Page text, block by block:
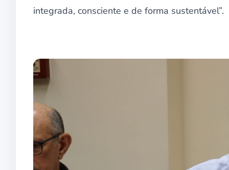
integrada, consciente e de forma sustentável”.